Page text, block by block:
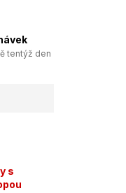
tentýž den
s